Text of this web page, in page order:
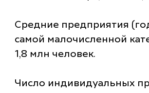
Средние предприятия
самой малочисленной
1,8 млн человек.
Число индивидуальных